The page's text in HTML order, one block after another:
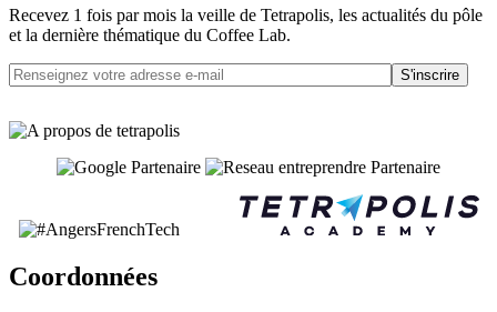
Recevez 1 fois par mois la veille de Tetrapolis, les actualités du pôle
et la dernière thématique du Coffee Lab.
S'inscrire
Coordonnées